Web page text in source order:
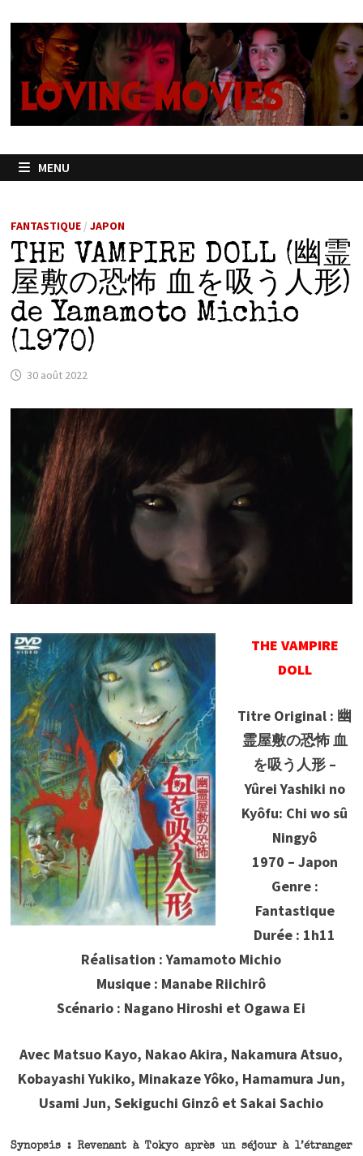
contenu
MENU
FANTASTIQUE/ JAPON
THE VAMPIRE DOLL (幽霊
屋敷の恐怖 血を吸う人形)
de Yamamoto Michio
(1970)
30 août 2022
THE VAMPIRE
DOLL
Titre Original : 幽
霊屋敷の恐怖 血
を吸う人形 –
Yûrei Yashiki no
Kyôfu: Chi wo sû
Ningyô
1970 – Japon
Genre :
Fantastique
Durée : 1h11
Réalisation : Yamamoto Michio
Musique : Manabe Riichirô
Scénario : Nagano Hiroshi et Ogawa Ei
Avec Matsuo Kayo, Nakao Akira, Nakamura Atsuo,
Kobayashi Yukiko, Minakaze Yôko, Hamamura Jun,
Usami Jun, Sekiguchi Ginzô et Sakai Sachio
Synopsis : Revenant à Tokyo après un séjour à l’étranger